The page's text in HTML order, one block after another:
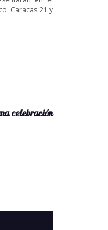
Caracas 21 y
celebración